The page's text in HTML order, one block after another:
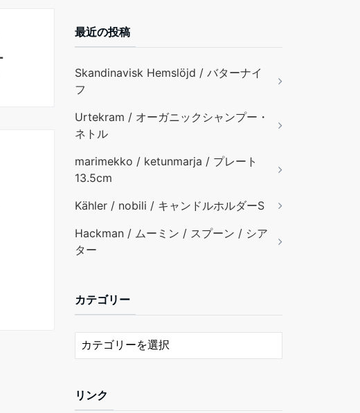
最近の投稿
Skandinavisk Hemslöjd / バターナイ
フ
Urtekram / オーガニックシャンプー・
ネトル
marimekko / ketunmarja / プレート
13.5cm
Kähler / nobili / キャンドルホルダーS
Hackman / ムーミン / スプーン / シア
ター
カテゴリー
リンク